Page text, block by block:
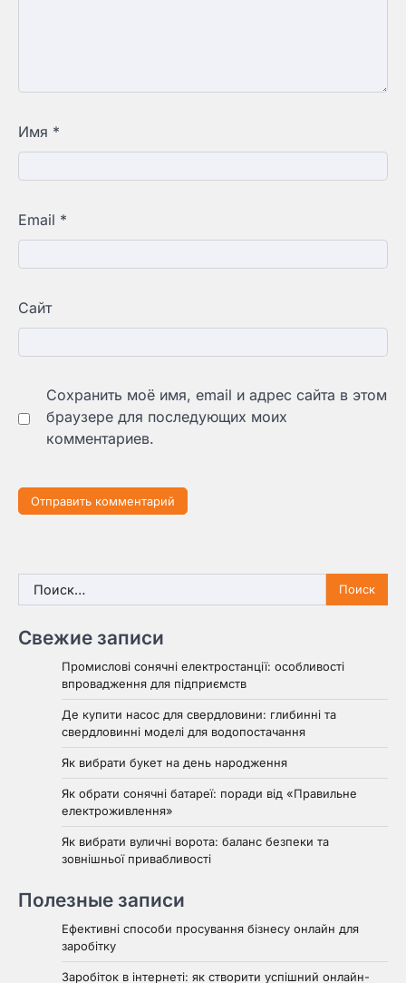
Имя *
Email *
Сайт
Сохранить моё имя, email и адрес сайта в этом
браузере для последующих моих
комментариев.
Найти:
Свежие записи
Промислові сонячні електростанції: особливості
впровадження для підприємств
Де купити насос для свердловини: глибинні та
свердловинні моделі для водопостачання
Як вибрати букет на день народження
Як обрати сонячні батареї: поради від «Правильне
електроживлення»
Як вибрати вуличні ворота: баланс безпеки та
зовнішньої привабливості
Полезные записи
Ефективні способи просування бізнесу онлайн для
заробітку
Заробіток в інтернеті: як створити успішний онлайн-